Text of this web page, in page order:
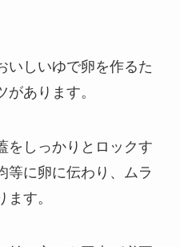
いしいゆで卵を作るた
あります。
をしっかりとロックす
等に卵に伝わり、ムラ
す。